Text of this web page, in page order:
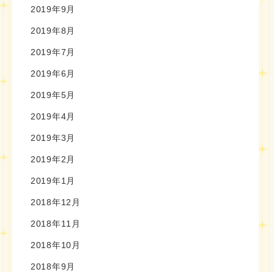
2019年9月
2019年8月
2019年7月
2019年6月
2019年5月
2019年4月
2019年3月
2019年2月
2019年1月
2018年12月
2018年11月
2018年10月
2018年9月